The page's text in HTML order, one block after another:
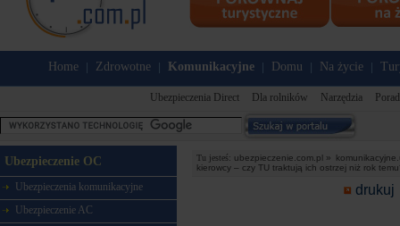
Home Zdrowotne Komunikacyjne Domu Na życie
Ubezpieczenia Direct Dla rolników Narzędzia
Ubezpieczenie OC
Ubezpieczenia komunikacyjne
Ubezpieczenie AC
Tu jesteś: ubezpieczenie.com.pl »
kierowcy – czy TU traktują ich ostrzej niż rok
drukuj